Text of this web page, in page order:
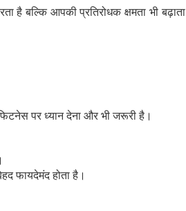
बल्कि आपकी प्रतिरोधक क्षमता भी बढ़ाता
पर ध्यान देना और भी जरूरी है।
फायदेमंद होता है।
कम्युनिटी को
में अपना ईमेल एंटर करें